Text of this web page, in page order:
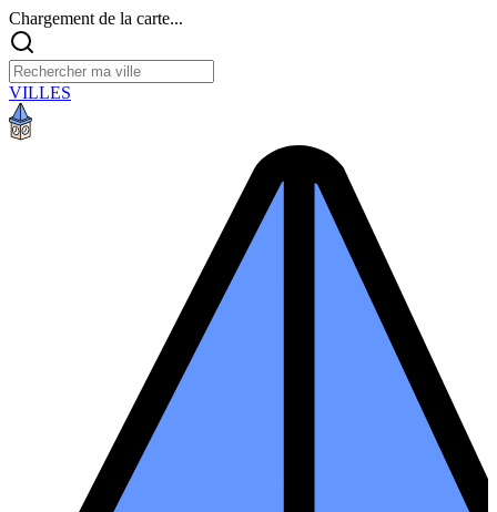
Chargement de la carte...
VILLES